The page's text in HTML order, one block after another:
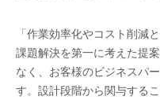
「作業効率化やコスト削減
課題解決を第一に考えた提
なく、お客様のビジネスパ
す。設計段階から関与する